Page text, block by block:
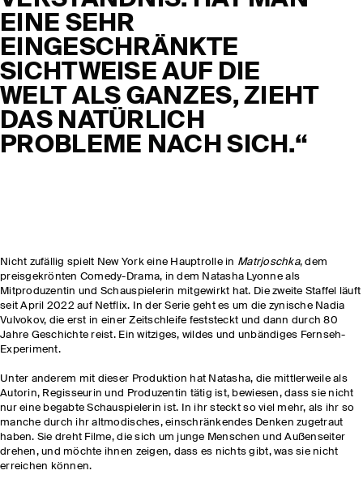
EINE SEHR
EINGESCHRÄNKTE
SICHTWEISE AUF DIE
WELT ALS GANZES, ZIEHT
DAS NATÜRLICH
PROBLEME NACH SICH.“
Nicht zufällig spielt New York eine Hauptrolle in Matrjoschka, dem
preisgekrönten Comedy-Drama, in dem Natasha Lyonne als
Mitproduzentin und Schauspielerin mitgewirkt hat. Die zweite Staffel läuft
seit April 2022 auf Netflix. In der Serie geht es um die zynische Nadia
Vulvokov, die erst in einer Zeitschleife feststeckt und dann durch 80
Jahre Geschichte reist. Ein witziges, wildes und unbändiges Fernseh-
Experiment.
Unter anderem mit dieser Produktion hat Natasha, die mittlerweile als
Autorin, Regisseurin und Produzentin tätig ist, bewiesen, dass sie nicht
nur eine begabte Schauspielerin ist. In ihr steckt so viel mehr, als ihr so
manche durch ihr altmodisches, einschränkendes Denken zugetraut
haben. Sie dreht Filme, die sich um junge Menschen und Außenseiter
drehen, und möchte ihnen zeigen, dass es nichts gibt, was sie nicht
erreichen können.